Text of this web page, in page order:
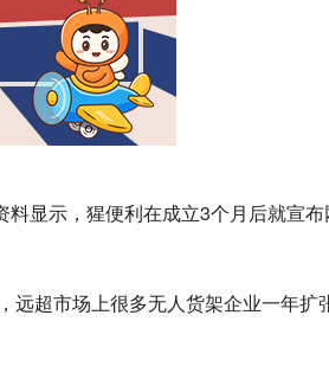
显示，猩便利在成立3个月后就宣
远超市场上很多无人货架企业一年扩